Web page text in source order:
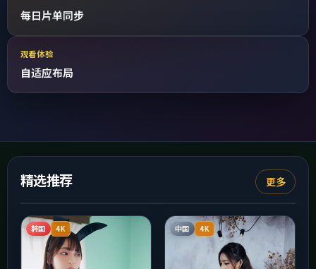
每日片单同步
观看体验
自适应布局
精选推荐 更多
韩国 4K 中国 4K